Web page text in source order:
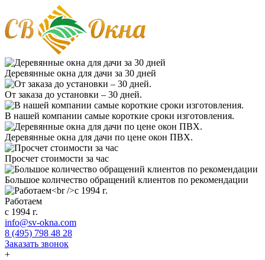
Деревянные окна для дачи за 30 дней
От заказа до установки – 30 дней.
В нашей компании самые короткие сроки изготовления.
Деревянные окна для дачи по цене окон ПВХ.
Просчет стоимости за час
Большое количество обращений клиентов по рекомендации
Работаем
с 1994 г.
info@sv-okna.com
8 (495) 798 48 28
Заказать звонок
+